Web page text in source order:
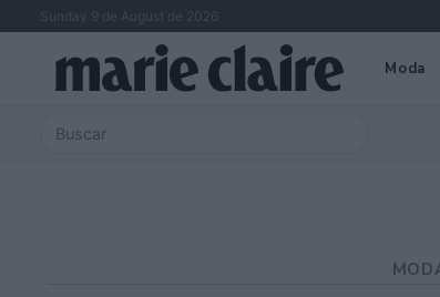
Sunday 9 de August de 2026
Moda